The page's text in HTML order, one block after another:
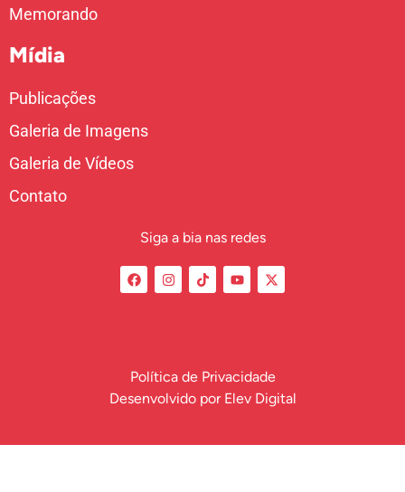
Memorando
Mídia
Publicações
Galeria de Imagens
Galeria de Vídeos
Contato
Siga a bia nas redes
Política de Privacidade
Desenvolvido por Elev Digital